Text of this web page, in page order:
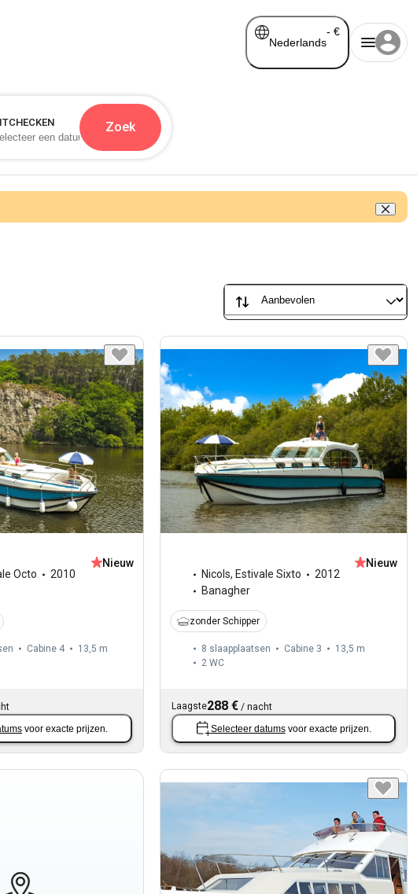
Nederlands
- €
Zoek
Octo
2010
Nieuw
Cabine 4
13,5 m
voor exacte prijzen.
Nicols, Estivale Sixto
2012
Banagher
Nieuw
zonder Schipper
8 slaapplaatsen Cabine 3
13,5 m
2 WC
Laagste288 € /nacht
Selecteer datums voor exacte prijzen.